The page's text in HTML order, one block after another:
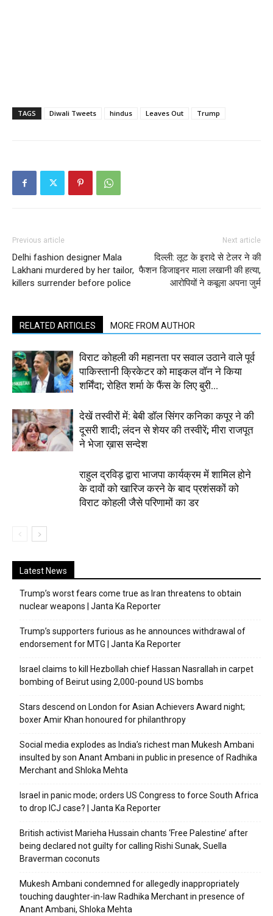
TAGS Diwali Tweets hindus Leaves Out Trump
Previous article
Delhi fashion designer Mala
Lakhani murdered by her tailor,
killers surrender before police
Next article
दिल्ली: लूट के इरादे से टेलर ने की
फैशन डिजाइनर माला लखानी की हत्या,
आरोपियों ने कबूला अपना जुर्म
RELATED ARTICLES MORE FROM AUTHOR
विराट कोहली की महानता पर सवाल उठाने वाले पूर्व
पाकिस्तानी क्रिकेटर को माइकल वॉन ने किया
शर्मिंदा; रोहित शर्मा के फैंस के लिए बुरी...
देखें तस्वीरों में: बेबी डॉल सिंगर कनिका कपूर ने की
दूसरी शादी; लंदन से शेयर की तस्वीरें; मीरा राजपूत
ने भेजा ख़ास सन्देश
राहुल द्रविड़ द्वारा भाजपा कार्यक्रम में शामिल होने
के दावों को खारिज करने के बाद प्रशंसकों को
विराट कोहली जैसे परिणामों का डर
Latest News
Trump’s worst fears come true as Iran threatens to obtain
nuclear weapons | Janta Ka Reporter
Trump’s supporters furious as he announces withdrawal of
endorsement for MTG | Janta Ka Reporter
Israel claims to kill Hezbollah chief Hassan Nasrallah in carpet
bombing of Beirut using 2,000-pound US bombs
Stars descend on London for Asian Achievers Award night;
boxer Amir Khan honoured for philanthropy
Social media explodes as India’s richest man Mukesh Ambani
insulted by son Anant Ambani in public in presence of Radhika
Merchant and Shloka Mehta
Israel in panic mode; orders US Congress to force South Africa
to drop ICJ case? | Janta Ka Reporter
British activist Marieha Hussain chants ‘Free Palestine’ after
being declared not guilty for calling Rishi Sunak, Suella
Braverman coconuts
Mukesh Ambani condemned for allegedly inappropriately
touching daughter-in-law Radhika Merchant in presence of
Anant Ambani, Shloka Mehta